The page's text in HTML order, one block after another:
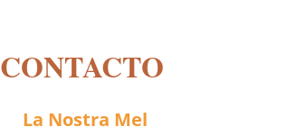
CONTACTO
La Nostra Mel